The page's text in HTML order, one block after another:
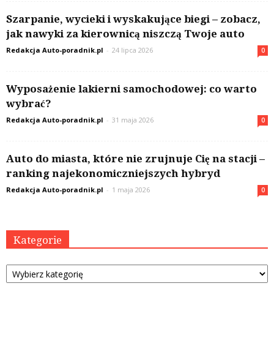
Szarpanie, wycieki i wyskakujące biegi – zobacz,
jak nawyki za kierownicą niszczą Twoje auto
Redakcja Auto-poradnik.pl - 24 lipca 2026 0
Wyposażenie lakierni samochodowej: co warto
wybrać?
Redakcja Auto-poradnik.pl - 31 maja 2026 0
Auto do miasta, które nie zrujnuje Cię na stacji –
ranking najekonomiczniejszych hybryd
Redakcja Auto-poradnik.pl - 1 maja 2026 0
Kategorie
Kategorie